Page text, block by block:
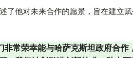
了他对未来合作的愿景，旨在建立
非常荣幸能与哈萨克斯坦政府合